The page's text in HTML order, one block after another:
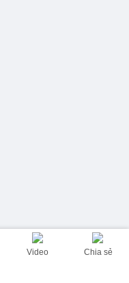
Video Chia sẻ